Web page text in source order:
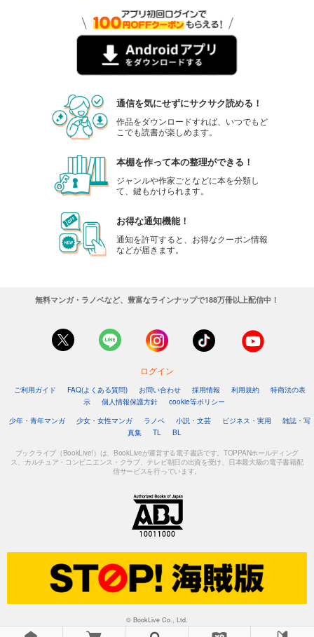
通信を気にせずにサクサク読める！
作品をダウンロードすれば、いつでもど
こでも読書が楽しめます。
本棚を作って本の整理ができる！
ジャンルや作家ごとなどに本を分類し
て、鍵もかけられます。
お得な通知機能！
通知を許可すると、お得なクーポン情報
などが届きます。
無料マンガ・ラノベなど、豊富なラインナップで188万冊以上配信中！
ログイン
ご利用ガイド FAQ(よくある質問) お問い合わせ 採用情報 利用規約
特商法の表
示
個人情報保護方針
cookie等ポリシー
少年・青年マンガ
少女・女性マンガ ラノベ 小説・文芸 ビジネス・実用
雑誌・写
真集
TL BL
ブックライブ（BookLive!）は、BookLiveが運営する電子書店です。TOPPANホールディング
ス、カルチュア・コンビニエンス・クラブ、テレビ朝日の出資を受け、日本最大級の電子書籍配
信サービスを行っています。
© BookLive Co., Ltd.